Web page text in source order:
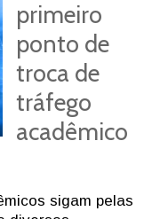
primeiro
ponto de
troca de
tráfego
acadêmico
sigam pelas